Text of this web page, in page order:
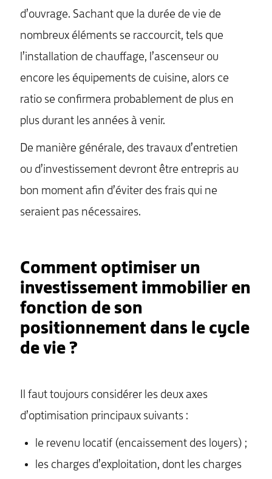
d’ouvrage. Sachant que la durée de vie de
nombreux éléments se raccourcit, tels que
l’installation de chauffage, l’ascenseur ou
encore les équipements de cuisine, alors ce
ratio se confirmera probablement de plus en
plus durant les années à venir.
De manière générale, des travaux d’entretien
ou d’investissement devront être entrepris au
bon moment afin d’éviter des frais qui ne
seraient pas nécessaires.
Comment optimiser un
investissement immobilier en
fonction de son
positionnement dans le cycle
de vie ?
Il faut toujours considérer les deux axes
d’optimisation principaux suivants :
le revenu locatif (encaissement des loyers) ;
les charges d’exploitation, dont les charges